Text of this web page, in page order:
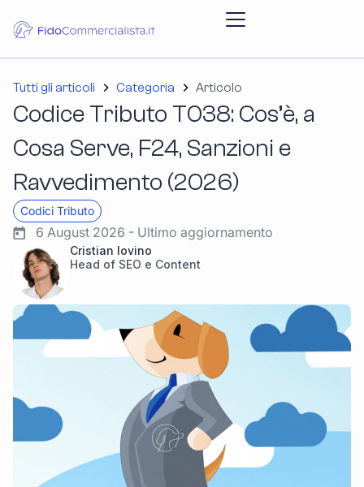
Tutti gli articoli Categoria Articolo
Codice Tributo T038: Cos’è, a
Cosa Serve, F24, Sanzioni e
Ravvedimento (2026)
Codici Tributo
6 August 2026 - Ultimo aggiornamento
Cristian Iovino
Head of SEO e Content